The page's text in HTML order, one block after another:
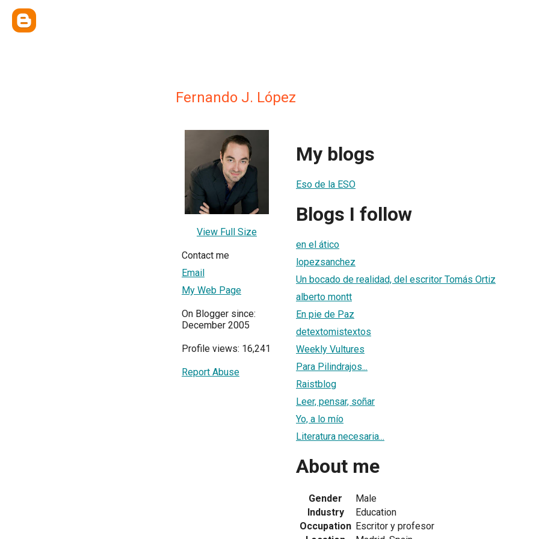
Fernando J. López
View Full Size
Contact me
Email
My Web Page
On Blogger since:
December 2005
Profile views: 16,241
Report Abuse
My blogs
Eso de la ESO
Blogs I follow
en el ático
lopezsanchez
Un bocado de realidad, del escritor Tomás Ortiz
alberto montt
En pie de Paz
detextomistextos
Weekly Vultures
Para Pilindrajos...
Raistblog
Leer, pensar, soñar
Yo, a lo mío
Literatura necesaria...
About me
Gender
Male
Industry
Education
Occupation Escritor y profesor